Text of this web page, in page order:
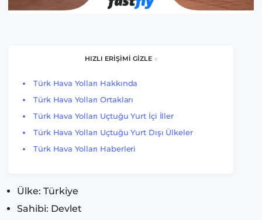
HIZLI ERİŞİMİ GİZLE
Türk Hava Yolları Hakkında
Türk Hava Yolları Ortakları
Türk Hava Yolları Uçtuğu Yurt İçi İller
Türk Hava Yolları Uçtuğu Yurt Dışı Ülkeler
Türk Hava Yolları Haberleri
Ülke: Türkiye
Sahibi: Devlet